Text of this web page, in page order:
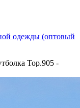
одежды (оптовый
Top.905 -